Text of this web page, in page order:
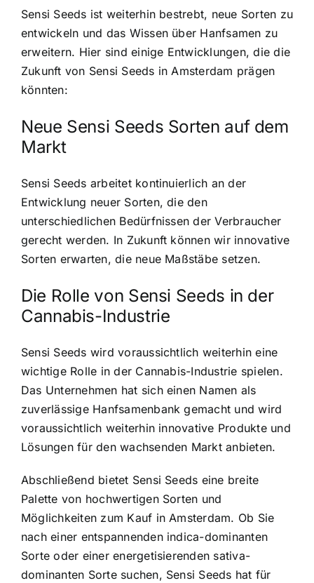
Sensi Seeds ist weiterhin bestrebt, neue Sorten zu
entwickeln und das Wissen über Hanfsamen zu
erweitern. Hier sind einige Entwicklungen, die die
Zukunft von Sensi Seeds in Amsterdam prägen
könnten:
Neue Sensi Seeds Sorten auf dem
Markt
Sensi Seeds arbeitet kontinuierlich an der
Entwicklung neuer Sorten, die den
unterschiedlichen Bedürfnissen der Verbraucher
gerecht werden. In Zukunft können wir innovative
Sorten erwarten, die neue Maßstäbe setzen.
Die Rolle von Sensi Seeds in der
Cannabis-Industrie
Sensi Seeds wird voraussichtlich weiterhin eine
wichtige Rolle in der Cannabis-Industrie spielen.
Das Unternehmen hat sich einen Namen als
zuverlässige Hanfsamenbank gemacht und wird
voraussichtlich weiterhin innovative Produkte und
Lösungen für den wachsenden Markt anbieten.
Abschließend bietet Sensi Seeds eine breite
Palette von hochwertigen Sorten und
Möglichkeiten zum Kauf in Amsterdam. Ob Sie
nach einer entspannenden indica-dominanten
Sorte oder einer energetisierenden sativa-
dominanten Sorte suchen, Sensi Seeds hat für